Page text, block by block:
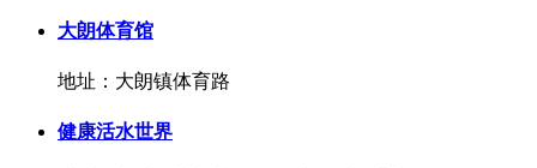
大朗体育馆
地址：大朗镇体育路
健康活水世界